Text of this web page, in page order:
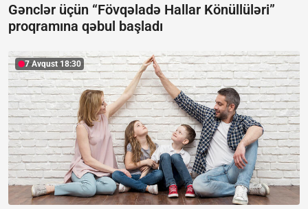
Gənclər üçün “Fövqəladə Hallar Könüllüləri”
proqramına qəbul başladı
7 Avqust 18:30